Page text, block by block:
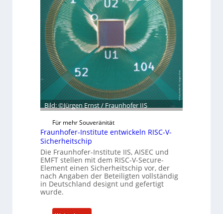
m
C
y
e
r
s
i
l
e
n
c
e
A
c
ü
n
e
t
s
c
h
f
t
s
e
n
h
i
Bild: ©Jürgen Ernst / Fraunhofer IIS
Für mehr Souveränität
Fraunhofer-Institute entwickeln RISC-V-
Sicherheitschip
Die Fraunhofer-Institute IIS, AISEC und
EMFT stellen mit dem RISC-V-Secure-
Element einen Sicherheitschip vor, der
nach Angaben der Beteiligten vollständig
in Deutschland designt und gefertigt
wurde.